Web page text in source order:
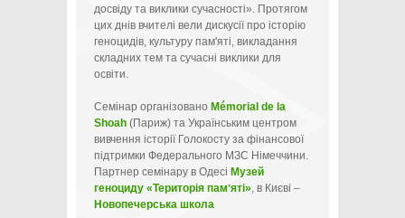
досвіду та виклики сучасності». Протягом
цих днів вчителі вели дискусії про історію
геноцидів, культуру пам'яті, викладання
складних тем та сучасні виклики для
освіти.
Семінар організовано Mémorial de la
Shoah (Париж) та Українським центром
вивчення історії Голокосту за фінансової
підтримки Федерального МЗС Німеччини.
Партнер семінару в Одесі Музей
геноциду «Територія памʼяті», в Києві –
Новопечерська школа